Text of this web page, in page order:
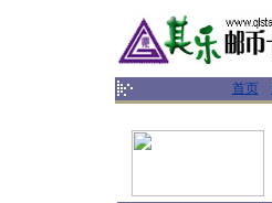
首页